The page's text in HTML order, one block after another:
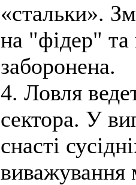
«стальки».
на "фідер" та
заборонена.
4. Ловля
сектора. У
снасті
виважування